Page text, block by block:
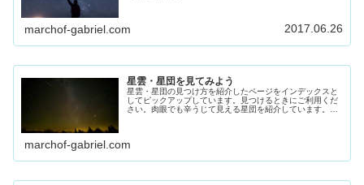
marchof-gabriel.com 2017.06.26
星雲・星団を見てみよう
星雲・星団の見つけ方を紹介したページをインデックスと
してピックアップしています。見つけるときにご利用くだ
さい。肉眼でも辛うじて見える星団を紹介しています。よ
marchof-gabriel.com